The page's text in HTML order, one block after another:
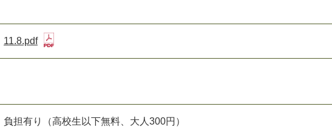
11.8.pdf
負担有り（高校生以下無料、大人300円）